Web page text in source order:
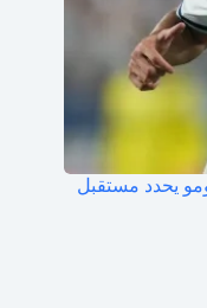
يحدد مستقبل